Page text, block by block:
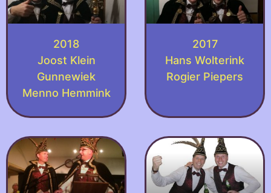
2018
Joost Klein
Gunnewiek
Menno Hemmink
2017
Hans Wolterink
Rogier Piepers